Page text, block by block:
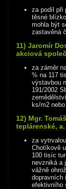
za podíl při
těsné
mohla být
zastavěná
11) Jaromír
akciová
za záměr
% na 117
výstavbou
191/2002
ks/m2
12) Mgr.
teplárenské,
za
Chotíkově
100 tisíc
nevzniká a
vážně
dopravních
efektivního